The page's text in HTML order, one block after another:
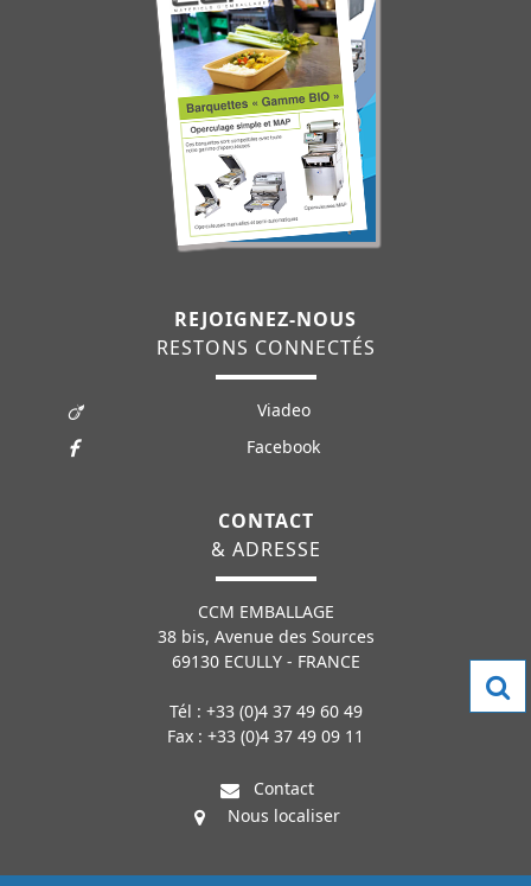
REJOIGNEZ-NOUS
RESTONS CONNECTÉS
Viadeo
Facebook
CONTACT
& ADRESSE
CCM EMBALLAGE
38 bis, Avenue des Sources
69130 ECULLY - FRANCE
Tél : +33 (0)4 37 49 60 49
Fax : +33 (0)4 37 49 09 11
Contact
Nous localiser